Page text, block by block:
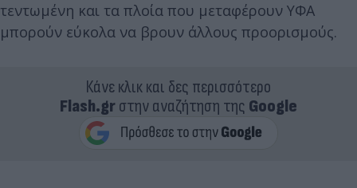
τεντωμένη και τα πλοία που μεταφέρουν ΥΦΑ
μπορούν εύκολα να βρουν άλλους προορισμούς.
Κάνε κλικ και δες περισσότερο
Flash.grστην αναζήτηση της Google